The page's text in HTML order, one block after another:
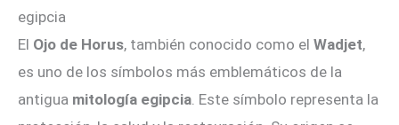
egipcia
El Ojo de Horus, también conocido como el Wadjet,
es uno de los símbolos más emblemáticos de la
antigua mitología egipcia . Este símbolo representa la